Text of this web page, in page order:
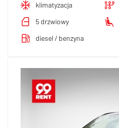
klimatyzacja
5 drzwiowy
diesel / benzyna